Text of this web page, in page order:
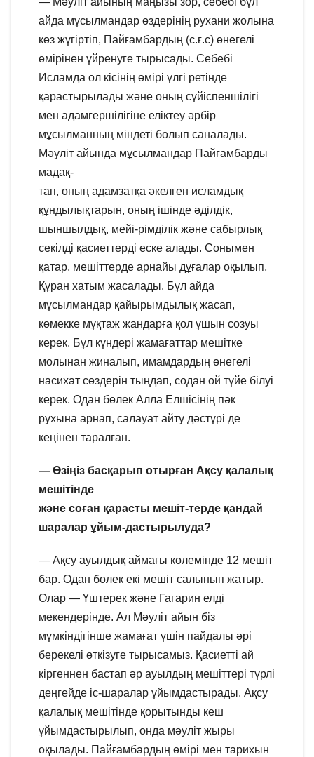
айда мұсылмандар өздерінің рухани жолына
көз жүгіртіп, Пайғамбардың (с.ғ.с) өнегелі
өмірінен үйренуге тырысады. Себебі
Исламда ол кісінің өмірі үлгі ретінде
қарастырылады және оның сүйіспеншілігі
мен адамгершілігіне еліктеу әрбір
мұсылманның міндеті болып саналады.
Мәуліт айында мұсылмандар Пайғамбарды
мадақ-
тап, оның адамзатқа әкелген исламдық
құндылықтарын, оның ішінде әділдік,
шыншылдық, мейі-рімділік және сабырлық
секілді қасиеттерді еске алады. Сонымен
қатар, мешіттерде арнайы дұғалар оқылып,
Құран хатым жасалады. Бұл айда
мұсылмандар қайырымдылық жасап,
көмекке мұқтаж жандарға қол ұшын созуы
керек. Бұл күндері жамағаттар мешітке
молынан жиналып, имамдардың өнегелі
насихат сөздерін тыңдап, содан ой түйе білуі
керек. Одан бөлек Алла Елшісінің пәк
рухына арнап, салауат айту дәстүрі де
кеңінен таралған.
— Өзіңіз басқарып отырған Ақсу қалалық
мешітінде
және соған қарасты мешіт-терде қандай
шаралар ұйым-дастырылуда?
— Ақсу ауылдық аймағы көлемінде 12 мешіт
бар. Одан бөлек екі мешіт салынып жатыр.
Олар — Үштерек және Гагарин елді
мекендерінде. Ал Мәуліт айын біз
мүмкіндігінше жамағат үшін пайдалы әрі
берекелі өткізуге тырысамыз. Қасиетті ай
кіргеннен бастап әр ауылдың мешіттері түрлі
деңгейде іс-шаралар ұйымдастырады. Ақсу
қалалық мешітінде қорытынды кеш
ұйымдастырылып, онда мәуліт жыры
оқылады. Пайғамбардың өмірі мен тарихын